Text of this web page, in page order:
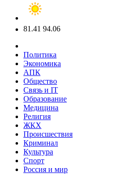
81.41 94.06
Политика
Экономика
АПК
Общество
Связь и IT
Образование
Медицина
Религия
ЖКХ
Происшествия
Криминал
Культура
Спорт
Россия и мир